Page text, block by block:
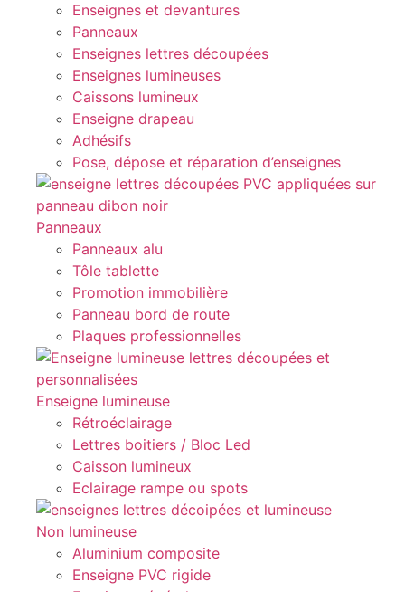
Enseignes et devantures
Panneaux
Enseignes lettres découpées
Enseignes lumineuses
Caissons lumineux
Enseigne drapeau
Adhésifs
Pose, dépose et réparation d’enseignes
Panneaux
Panneaux alu
Tôle tablette
Promotion immobilière
Panneau bord de route
Plaques professionnelles
Enseigne lumineuse
Rétroéclairage
Lettres boitiers / Bloc Led
Caisson lumineux
Eclairage rampe ou spots
Non lumineuse
Aluminium composite
Enseigne PVC rigide